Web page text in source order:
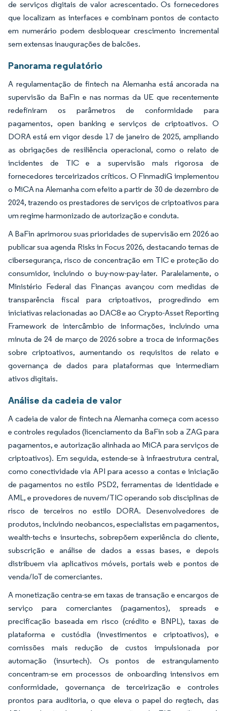
de serviços digitais de valor acrescentado. Os fornecedores
que localizam as interfaces e combinam pontos de contacto
em numerário podem desbloquear crescimento incremental
sem extensas inaugurações de balcões.
Panorama regulatório
A regulamentação de fintech na Alemanha está ancorada na
supervisão da BaFin e nas normas da UE que recentemente
redefiniram os parâmetros de conformidade para
pagamentos, open banking e serviços de criptoativos. O
DORA está em vigor desde 17 de janeiro de 2025, ampliando
as obrigações de resiliência operacional, como o relato de
incidentes de TIC e a supervisão mais rigorosa de
fornecedores terceirizados críticos. O FinmadiG implementou
o MiCA na Alemanha com efeito a partir de 30 de dezembro de
2024, trazendo os prestadores de serviços de criptoativos para
um regime harmonizado de autorização e conduta.
A BaFin aprimorou suas prioridades de supervisão em 2026 ao
publicar sua agenda Risks in Focus 2026, destacando temas de
cibersegurança, risco de concentração em TIC e proteção do
consumidor, incluindo o buy-now-pay-later. Paralelamente, o
Ministério Federal das Finanças avançou com medidas de
transparência fiscal para criptoativos, progredindo em
iniciativas relacionadas ao DAC8 e ao Crypto-Asset Reporting
Framework de intercâmbio de informações, incluindo uma
minuta de 24 de março de 2026 sobre a troca de informações
sobre criptoativos, aumentando os requisitos de relato e
governança de dados para plataformas que intermediam
ativos digitais.
Análise da cadeia de valor
A cadeia de valor de fintech na Alemanha começa com acesso
e controles regulados (licenciamento da BaFin sob a ZAG para
pagamentos, e autorização alinhada ao MiCA para serviços de
criptoativos). Em seguida, estende-se à infraestrutura central,
como conectividade via API para acesso a contas e iniciação
de pagamentos no estilo PSD2, ferramentas de identidade e
AML, e provedores de nuvem/TIC operando sob disciplinas de
risco de terceiros no estilo DORA. Desenvolvedores de
produtos, incluindo neobancos, especialistas em pagamentos,
wealth-techs e insurtechs, sobrepõem experiência do cliente,
subscrição e análise de dados a essas bases, e depois
distribuem via aplicativos móveis, portais web e pontos de
venda/IoT de comerciantes.
A monetização centra-se em taxas de transação e encargos de
serviço para comerciantes (pagamentos), spreads e
precificação baseada em risco (crédito e BNPL), taxas de
plataforma e custódia (investimentos e criptoativos), e
comissões mais redução de custos impulsionada por
automação (insurtech). Os pontos de estrangulamento
concentram-se em processos de onboarding intensivos em
conformidade, governança de terceirização e controles
prontos para auditoria, o que eleva o papel do regtech, das